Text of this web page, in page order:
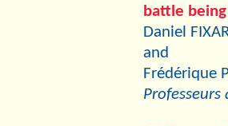
battle
Daniel
and
Frédérique
Professeurs